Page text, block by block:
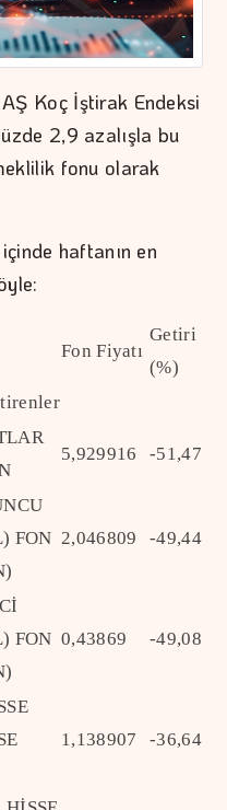
Koç İştirak Endeksi
2,9 azalışla bu
fonu olarak
haftanın en
Fon Fiyatı
Getiri
(%)
5,929916 -51,47
FON 2,046809 -49,44
FON 0,43869 -49,08
1,138907 -36,64